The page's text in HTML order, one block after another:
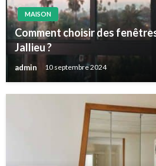
MAISON
Comment choisir des
Jallieu ?
admin 10 septembre 2024